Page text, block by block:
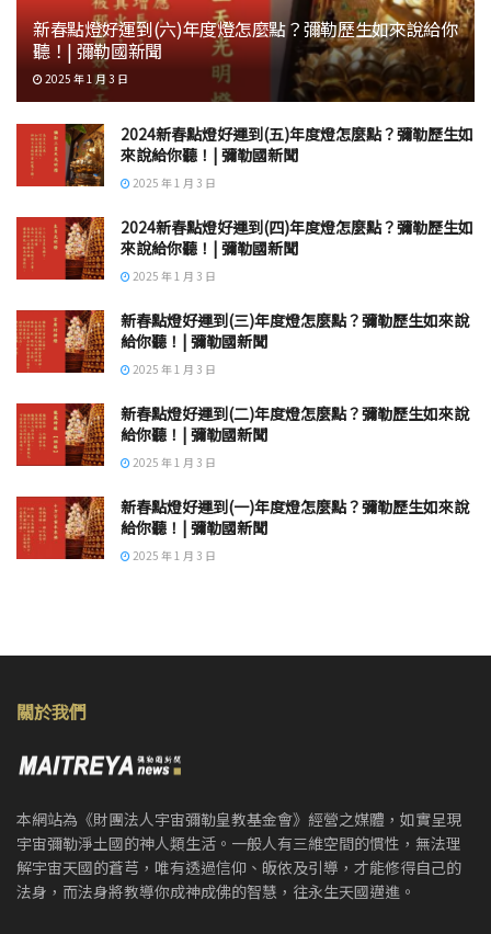
新春點燈好運到(六)年度燈怎麼點？彌勒歷生如來說給你
聽！| 彌勒國新聞
2025 年 1 月 3 日
2024新春點燈好運到(五)年度燈怎麼點？彌勒歷生如
來說給你聽！| 彌勒國新聞
2025 年 1 月 3 日
2024新春點燈好運到(四)年度燈怎麼點？彌勒歷生如
來說給你聽！| 彌勒國新聞
2025 年 1 月 3 日
新春點燈好運到(三)年度燈怎麼點？彌勒歷生如來說
給你聽！| 彌勒國新聞
2025 年 1 月 3 日
新春點燈好運到(二)年度燈怎麼點？彌勒歷生如來說
給你聽！| 彌勒國新聞
2025 年 1 月 3 日
新春點燈好運到(一)年度燈怎麼點？彌勒歷生如來說
給你聽！| 彌勒國新聞
2025 年 1 月 3 日
關於我們
本網站為《財團法人宇宙彌勒皇教基金會》經營之媒體，如實呈現
宇宙彌勒淨土國的神人類生活。一般人有三維空間的慣性，無法理
解宇宙天國的蒼芎，唯有透過信仰、皈依及引導，才能修得自己的
法身，而法身將教導你成神成佛的智慧，往永生天國邁進。